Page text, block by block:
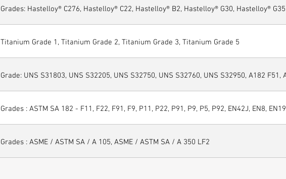
Grades: Hastelloy® C276, Hastelloy® C22, Hastelloy® B2, Hastelloy® G30, Hastelloy® G35
Titanium Grade 1, Titanium Grade 2, Titanium Grade 3, Titanium Grade 5
Grade: UNS S31803, UNS S32205, UNS S32750, UNS S32760, UNS S32950, A182 F51,
Grades : ASTM SA 182 - F11, F22, F91, F9, P11, P22, P91, P9, P5, P92, EN42J, EN8,
Grades : ASME / ASTM SA / A 105, ASME / ASTM SA / A 350 LF2